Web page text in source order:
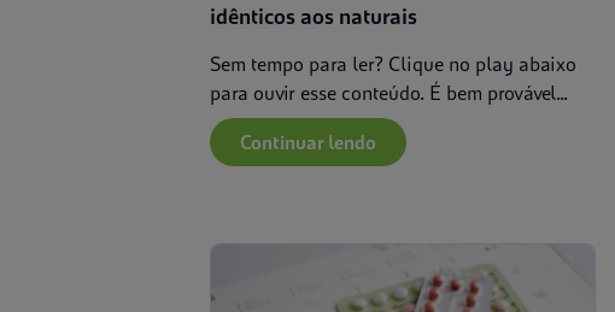
idênticos aos naturais
Sem tempo para ler? Clique no play abaixo
para ouvir esse conteúdo. É bem provável...
Continuar lendo